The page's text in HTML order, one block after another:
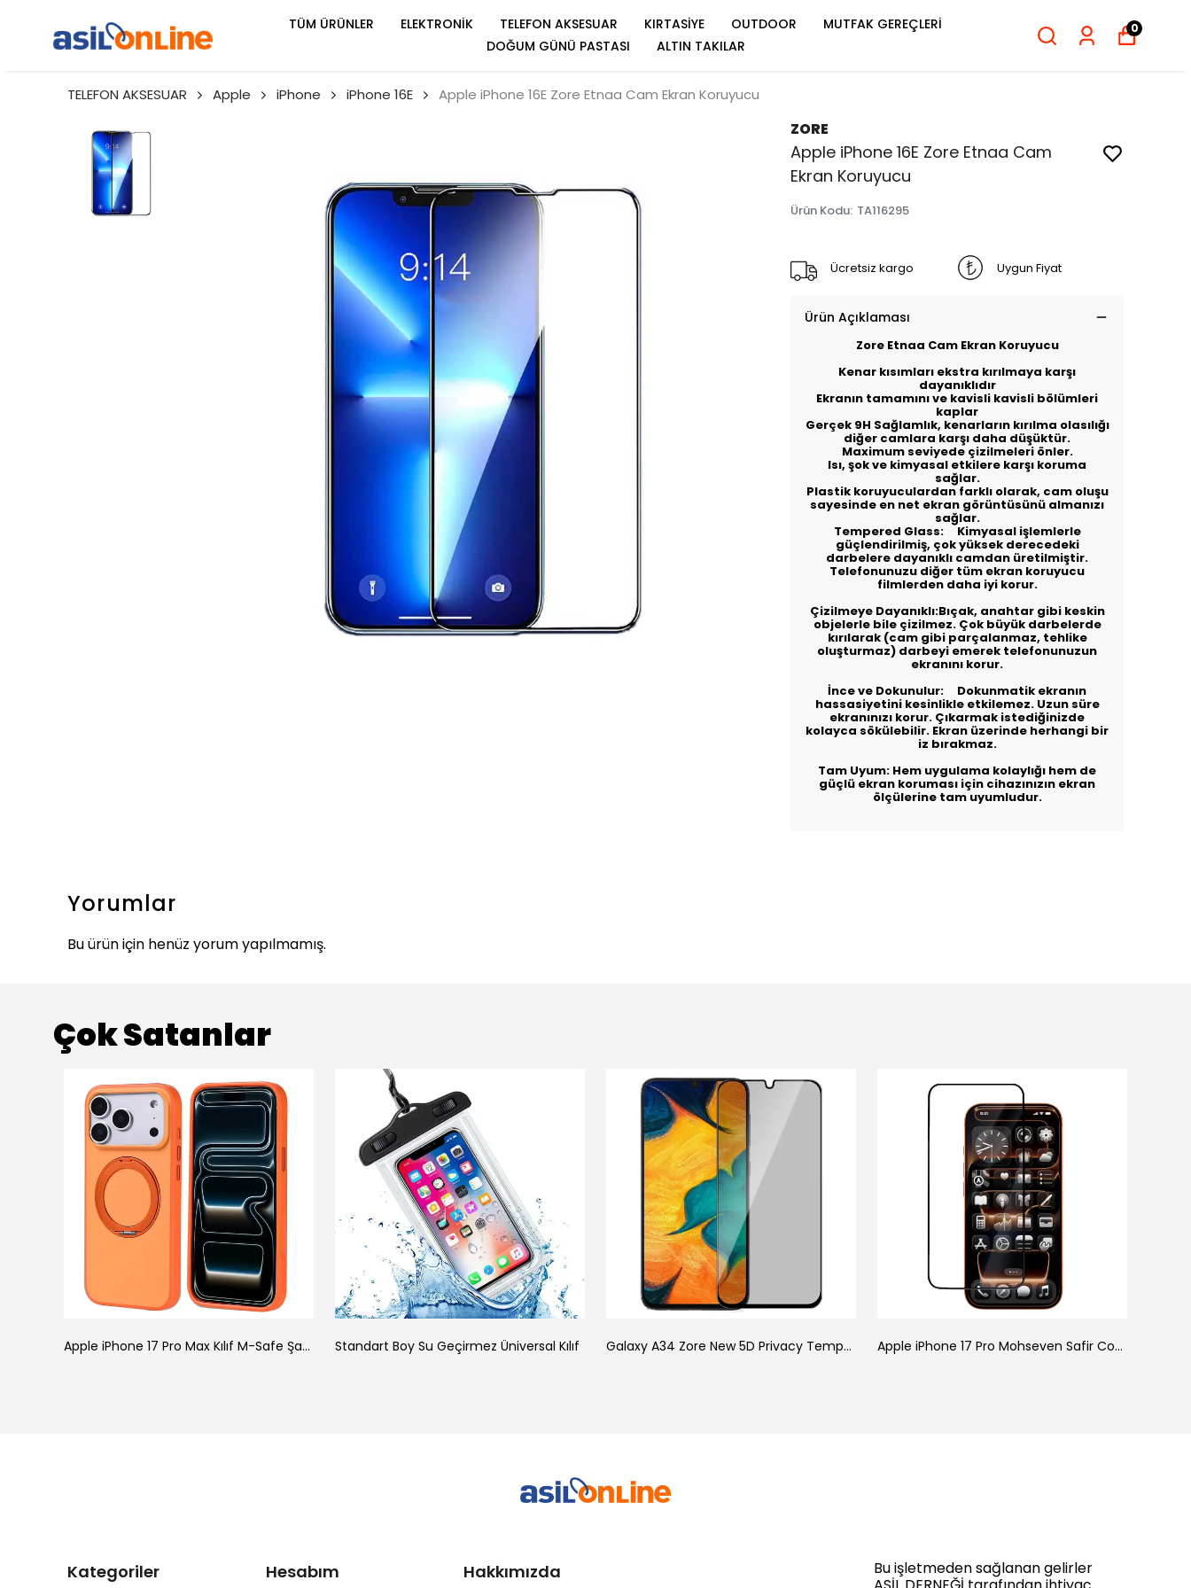
TÜM ÜRÜNLER ELEKTRONİK TELEFON AKSESUAR KIRTASİYE OUTDOOR
MUTFAK GEREÇLERİ
DOĞUM GÜNÜ PASTASI
ALTIN TAKILAR
0
TELEFON AKSESUAR Apple iPhone iPhone 16E Apple iPhone 16E Zore Etnaa Cam Ekran Koruyucu
ZORE
Apple iPhone 16E Zore Etnaa Cam
Ekran Koruyucu
Ürün Kodu: TA116295
Ücretsiz kargo Uygun Fiyat
Ürün Açıklaması
Zore Etnaa Cam Ekran Koruyucu
Kenar kısımları ekstra kırılmaya karşı
dayanıklıdır
Ekranın tamamını ve kavisli kavisli bölümleri
kaplar
Gerçek 9H Sağlamlık, kenarların kırılma olasılığı
diğer camlara karşı daha düşüktür.
Maximum seviyede çizilmeleri önler.
Isı, şok ve kimyasal etkilere karşı koruma
sağlar.
Plastik koruyuculardan farklı olarak, cam oluşu
sayesinde en net ekran görüntüsünü almanızı
sağlar.
Tempered Glass: Kimyasal işlemlerle
güçlendirilmiş, çok yüksek derecedeki
darbelere dayanıklı camdan üretilmiştir.
Telefonunuzu diğer tüm ekran koruyucu
filmlerden daha iyi korur.
Çizilmeye Dayanıklı:Bıçak, anahtar gibi keskin
objelerle bile çizilmez. Çok büyük darbelerde
kırılarak (cam gibi parçalanmaz, tehlike
oluşturmaz) darbeyi emerek telefonunuzun
ekranını korur.
İnce ve Dokunulur: Dokunmatik ekranın
hassasiyetini kesinlikle etkilemez. Uzun süre
ekranınızı korur. Çıkarmak istediğinizde
kolayca sökülebilir. Ekran üzerinde herhangi bir
iz bırakmaz.
Tam Uyum: Hem uygulama kolaylığı hem de
güçlü ekran koruması için cihazınızın ekran
ölçülerine tam uyumludur.
Yorumlar
Bu ürün için henüz yorum yapılmamış.
Çok Satanlar
Apple iPhone 17 Pro Max Kılıf M-Safe Şarj Özellikli Standlı Zore Proton Silikon Kapak Standart Boy Su Geçirmez Üniversal Kılıf Galaxy A34 Zore New 5D Privacy Temperli Ekran Koruyucu Apple iPhone 17 Pro Mohseven Safir Coating HD 3D Glue Temperli Cam Ekran Koruyucu
Kategoriler Hesabım Hakkımızda
Bu işletmeden sağlanan gelirler